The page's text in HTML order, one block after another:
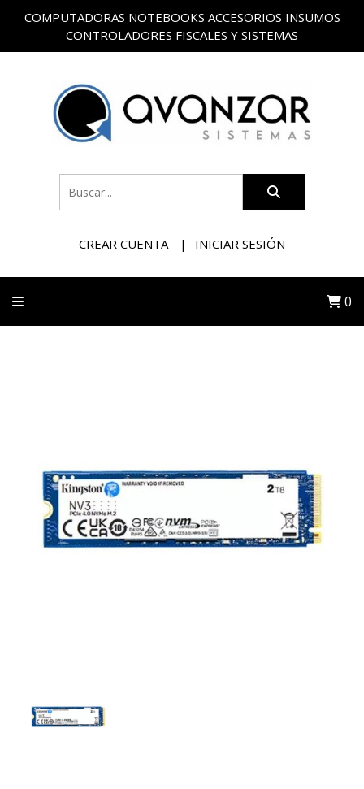
COMPUTADORAS NOTEBOOKS ACCESORIOS INSUMOS
CONTROLADORES FISCALES Y SISTEMAS
CREAR CUENTA INICIAR SESIÓN
0